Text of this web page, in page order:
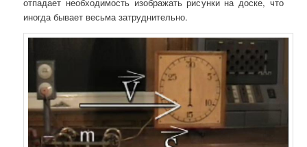
иногда бывает весьма затруднительно.